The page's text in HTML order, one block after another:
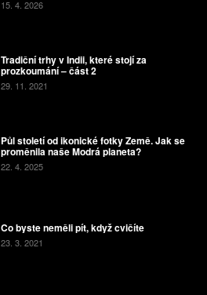
15. 4. 2026
Tradiční trhy v Indii, které stojí za
prozkoumání – část 2
29. 11. 2021
Půl století od ikonické fotky Země. Jak se
proměnila naše Modrá planeta?
22. 4. 2025
Co byste neměli pít, když cvičíte
23. 3. 2021